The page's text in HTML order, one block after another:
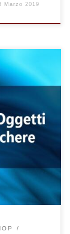
Marzo 2019
oggetti o
lo
la tua
una
ed il